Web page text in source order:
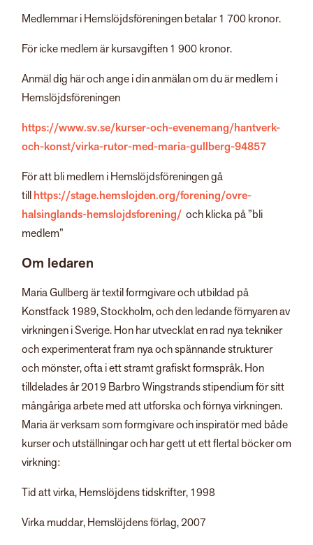
Medlemmar i Hemslöjdsföreningen betalar 1 700 kronor.
För icke medlem är kursavgiften 1 900 kronor.
Anmäl dig här och ange i din anmälan om du är medlem i
Hemslöjdsföreningen
https://www.sv.se/kurser-och-evenemang/hantverk-
och-konst/virka-rutor-med-maria-gullberg-94857
För att bli medlem i Hemslöjdsföreningen gå
tillhttps://stage.hemslojden.org/forening/ovre-
halsinglands-hemslojdsforening/ och klicka på ”bli
medlem”
Om ledaren
Maria Gullberg är textil formgivare och utbildad på
Konstfack 1989, Stockholm, och den ledande förnyaren av
virkningen i Sverige. Hon har utvecklat en rad nya tekniker
och experimenterat fram nya och spännande strukturer
och mönster, ofta i ett stramt grafiskt formspråk. Hon
tilldelades år 2019 Barbro Wingstrands stipendium för sitt
mångåriga arbete med att utforska och förnya virkningen.
Maria är verksam som formgivare och inspiratör med både
kurser och utställningar och har gett ut ett flertal böcker om
virkning:
Tid att virka, Hemslöjdens tidskrifter, 1998
Virka muddar, Hemslöjdens förlag, 2007